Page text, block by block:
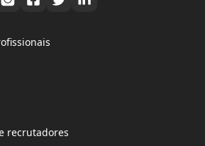
recrutadores